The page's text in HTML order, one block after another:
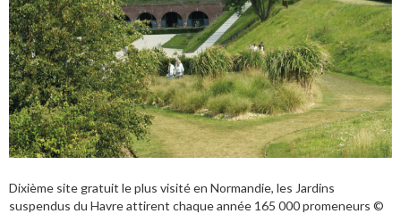
Dixième site gratuit le plus visité en Normandie, les Jardins
suspendus du Havre attirent chaque année 165 000 promeneurs ©